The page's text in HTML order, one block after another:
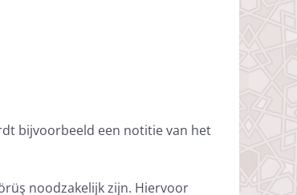
bijvoorbeeld een notitie van het
noodzakelijk zijn. Hiervoor